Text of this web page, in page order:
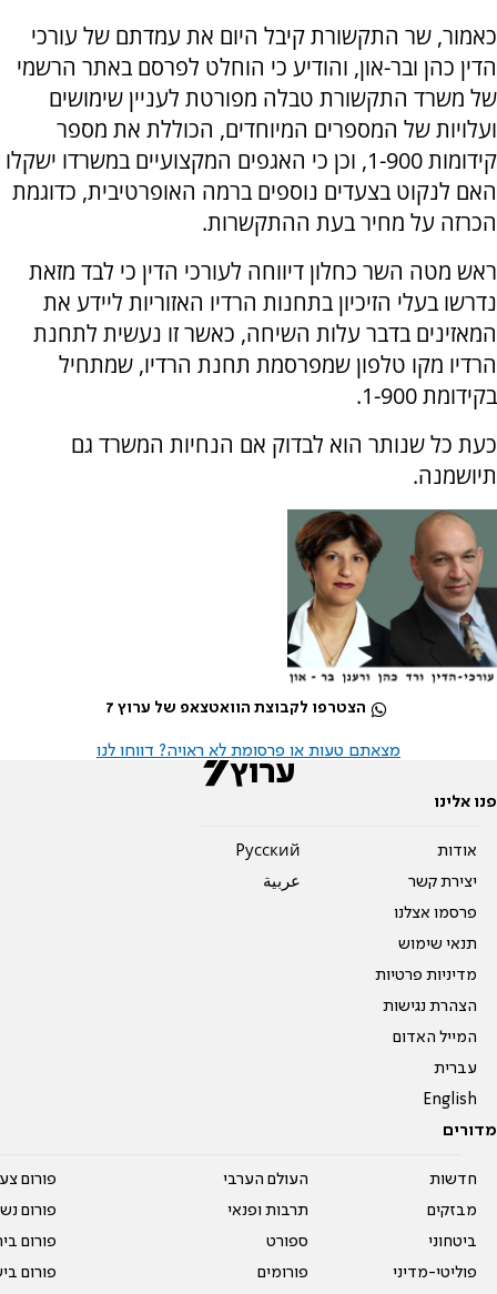
כאמור, שר התקשורת קיבל היום את עמדתם של עורכי
הדין כהן ובר-און, והודיע כי הוחלט לפרסם באתר הרשמי
של משרד התקשורת טבלה מפורטת לעניין שימושים
ועלויות של המספרים המיוחדים, הכוללת את מספר
קידומות 1-900, וכן כי האגפים המקצועיים במשרדו ישקלו
האם לנקוט בצעדים נוספים ברמה האופרטיבית, כדוגמת
הכרזה על מחיר בעת ההתקשרות.
ראש מטה השר כחלון דיווחה לעורכי הדין כי לבד מזאת
נדרשו בעלי הזיכיון בתחנות הרדיו האזוריות ליידע את
המאזינים בדבר עלות השיחה, כאשר זו נעשית לתחנת
הרדיו מקו טלפון שמפרסמת תחנת הרדיו, שמתחיל
בקידומת 1-900.
כעת כל שנותר הוא לבדוק אם הנחיות המשרד גם
תיושמנה.
הצטרפו לקבוצת הוואטצאפ של ערוץ 7
מצאתם טעות או פרסומת לא ראויה? דווחו לנו
פנו אלינו
אודות
יצירת קשר
פרסמו אצלנו
תנאי שימוש
מדיניות פרטיות
הצהרת נגישות
המייל האדום
עברית
English
Pусский
عربية
מדורים
חדשות
מבזקים
ביטחוני
פוליטי-מדיני
העולם הערבי
תרבות ופנאי
ספורט
פורומים
פורום
פורום
פורום
פורום